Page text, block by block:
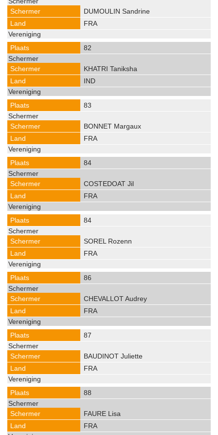
DUMOULIN Sandrine
FRA
82
KHATRI Taniksha
IND
83
BONNET Margaux
FRA
84
COSTEDOAT Jil
FRA
84
SOREL Rozenn
FRA
86
CHEVALLOT Audrey
FRA
87
BAUDINOT Juliette
FRA
88
FAURE Lisa
FRA